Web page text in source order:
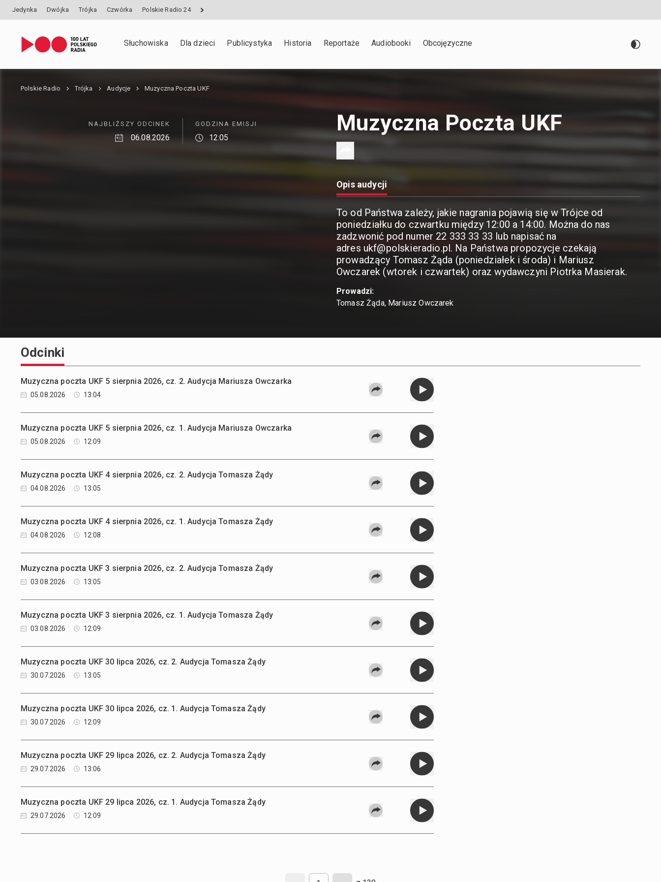
Jedynka Dwójka Trójka Czwórka Polskie Radio 24
Słuchowiska Dla dzieci Publicystyka Historia Reportaże Audiobooki Obcojęzyczne
Polskie Radio Trójka Audycje Muzyczna Poczta UKF
NAJBLIŻSZY ODCINEK
06.08.2026
GODZINA EMISJI
12:05
Muzyczna Poczta UKF
Opis audycji
To od Państwa zależy, jakie nagrania pojawią się w Trójce od
poniedziałku do czwartku między 12:00 a 14:00. Można do nas
zadzwonić pod numer 22 333 33 33 lub napisać na
adres ukf@polskieradio.pl. Na Państwa propozycje czekają
prowadzący Tomasz Żąda (poniedziałek i środa) i Mariusz
Owczarek (wtorek i czwartek) oraz wydawczyni Piotrka Masierak.
Prowadzi:
Tomasz Żąda, Mariusz Owczarek
Odcinki
Muzyczna poczta UKF 5 sierpnia 2026, cz. 2. Audycja Mariusza Owczarka
05.08.2026 13:04
Muzyczna poczta UKF 5 sierpnia 2026, cz. 1. Audycja Mariusza Owczarka
05.08.2026 12:09
Muzyczna poczta UKF 4 sierpnia 2026, cz. 2. Audycja Tomasza Żądy
04.08.2026 13:05
Muzyczna poczta UKF 4 sierpnia 2026, cz. 1. Audycja Tomasza Żądy
04.08.2026 12:08
Muzyczna poczta UKF 3 sierpnia 2026, cz. 2. Audycja Tomasza Żądy
03.08.2026 13:05
Muzyczna poczta UKF 3 sierpnia 2026, cz. 1. Audycja Tomasza Żądy
03.08.2026 12:09
Muzyczna poczta UKF 30 lipca 2026, cz. 2. Audycja Tomasza Żądy
30.07.2026 13:05
Muzyczna poczta UKF 30 lipca 2026, cz. 1. Audycja Tomasza Żądy
30.07.2026 12:09
Muzyczna poczta UKF 29 lipca 2026, cz. 2. Audycja Tomasza Żądy
29.07.2026 13:06
Muzyczna poczta UKF 29 lipca 2026, cz. 1. Audycja Tomasza Żądy
29.07.2026 12:09